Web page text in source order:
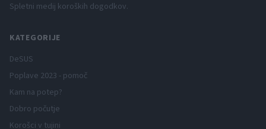
Spletni medij koroških dogodkov.
KATEGORIJE
DeSUS
Poplave 2023 - pomoč
Kam na potep?
Dobro počutje
Korošci v tujini